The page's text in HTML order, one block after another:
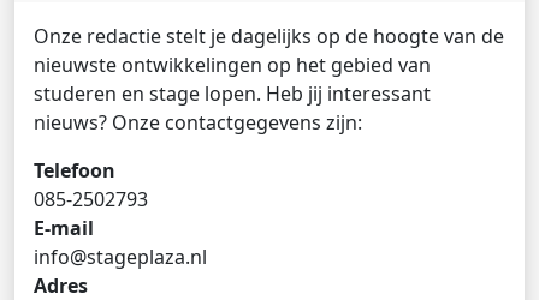
Onze redactie stelt je dagelijks op de hoogte van de
nieuwste ontwikkelingen op het gebied van
studeren en stage lopen. Heb jij interessant
nieuws? Onze contactgegevens zijn:
Telefoon
085-2502793
E-mail
info@stageplaza.nl
Adres